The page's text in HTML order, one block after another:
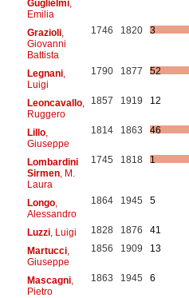
Guglielmi,
Emilia
Grazioli,
Giovanni
Battista
1746 1820 3
Legnani,
Luigi
1790 1877 52
Leoncavallo,
Ruggero
1857 1919 12
Lillo,
Giuseppe
1814 1863 46
Lombardini
Sirmen, M.
Laura
1745 1818 1
Longo,
Alessandro
1864 1945 5
Luzzi, Luigi 1828 1876
41
Martucci,
Giuseppe
1856 1909 13
Mascagni,
Pietro
1863 1945 6